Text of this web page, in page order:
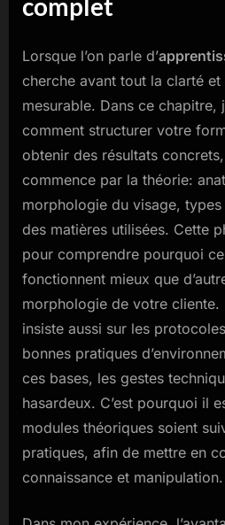
complet
Lorsque l’on parle d’
cherche avant tout la clarté
mesurable. Dans ce chapitre,
comment structurer votre
obtenir des résultats
commence par la théorie:
morphologie du visage, types
des matières utilisées. Cette
pour comprendre pourquoi
fonctionnent mieux que
morphologie de votre
insiste aussi sur les
bonnes pratiques
ces bases, les gestes
hasardeux. C’est pourquoi il
modules théoriques soient
pratiques, afin de mettre en
connaissance et manipulation.